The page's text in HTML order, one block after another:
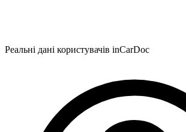
Реальні дані користувачів inCarDoc